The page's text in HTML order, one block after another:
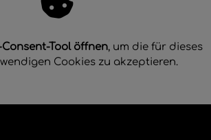
Tool öffnen, um die für dieses
Cookies zu akzeptieren.